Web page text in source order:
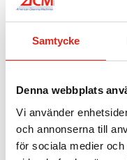
Samtycke
Denna webbplats
Vi använder
och annonserna till
för sociala medier
BP5081 –
höger
456